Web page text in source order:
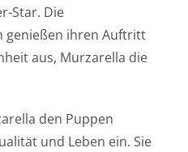
Star. Die
genießen ihren Auftritt
aus, Murzarella die
den Puppen
und Leben ein. Sie